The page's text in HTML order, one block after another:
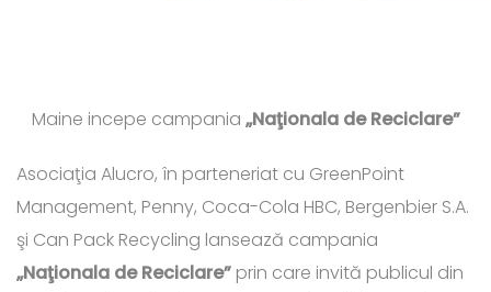
Maine incepe campania „Naţionala de Reciclare”
Asociaţia Alucro, în parteneriat cu GreenPoint
Management, Penny, Coca-Cola HBC, Bergenbier S.A.
şi Can Pack Recycling lansează campania
„Naţionala de Reciclare” prin care invită publicul din